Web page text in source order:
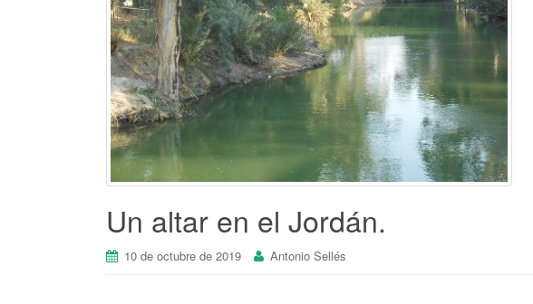
Un altar en el Jordán.
10 de octubre de 2019 Antonio Sellés